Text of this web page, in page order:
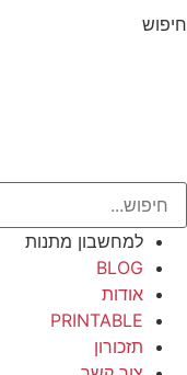
חיפוש
למחשבון מתנות
BLOG
אודות
PRINTABLE
תזכורון